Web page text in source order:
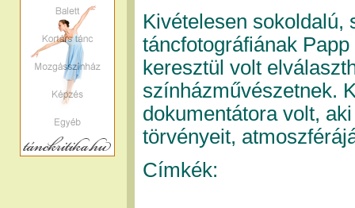
Kivételesen sokoldalú,
táncfotográfiának
keresztül volt
színházművészetnek.
dokumentátora volt,
törvényeit,
Címkék: